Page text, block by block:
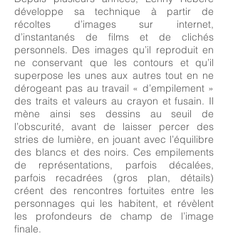
développe sa technique à partir de
récoltes d’images sur internet,
d’instantanés de films et de clichés
personnels. Des images qu’il reproduit en
ne conservant que les contours et qu’il
superpose les unes aux autres tout en ne
dérogeant pas au travail « d’empilement »
des traits et valeurs au crayon et fusain. Il
mène ainsi ses dessins au seuil de
l’obscurité, avant de laisser percer des
stries de lumière, en jouant avec l’équilibre
des blancs et des noirs. Ces empilements
de représentations, parfois décalées,
parfois recadrées (gros plan, détails)
créent des rencontres fortuites entre les
personnages qui les habitent, et révèlent
les profondeurs de champ de l’image
finale.